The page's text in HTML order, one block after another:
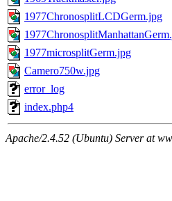
1977ChronosplitLCDGerm.jpg
1977microsplitGerm.jpg
Camero750w.jpg
error_log
index.php4
Apache/2.4.52 (Ubuntu) Server at